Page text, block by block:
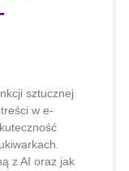
sztucznej
w e-
z AI oraz jak